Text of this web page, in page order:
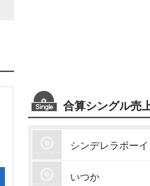
合算シングル売
シンデレラボーイ
いつか